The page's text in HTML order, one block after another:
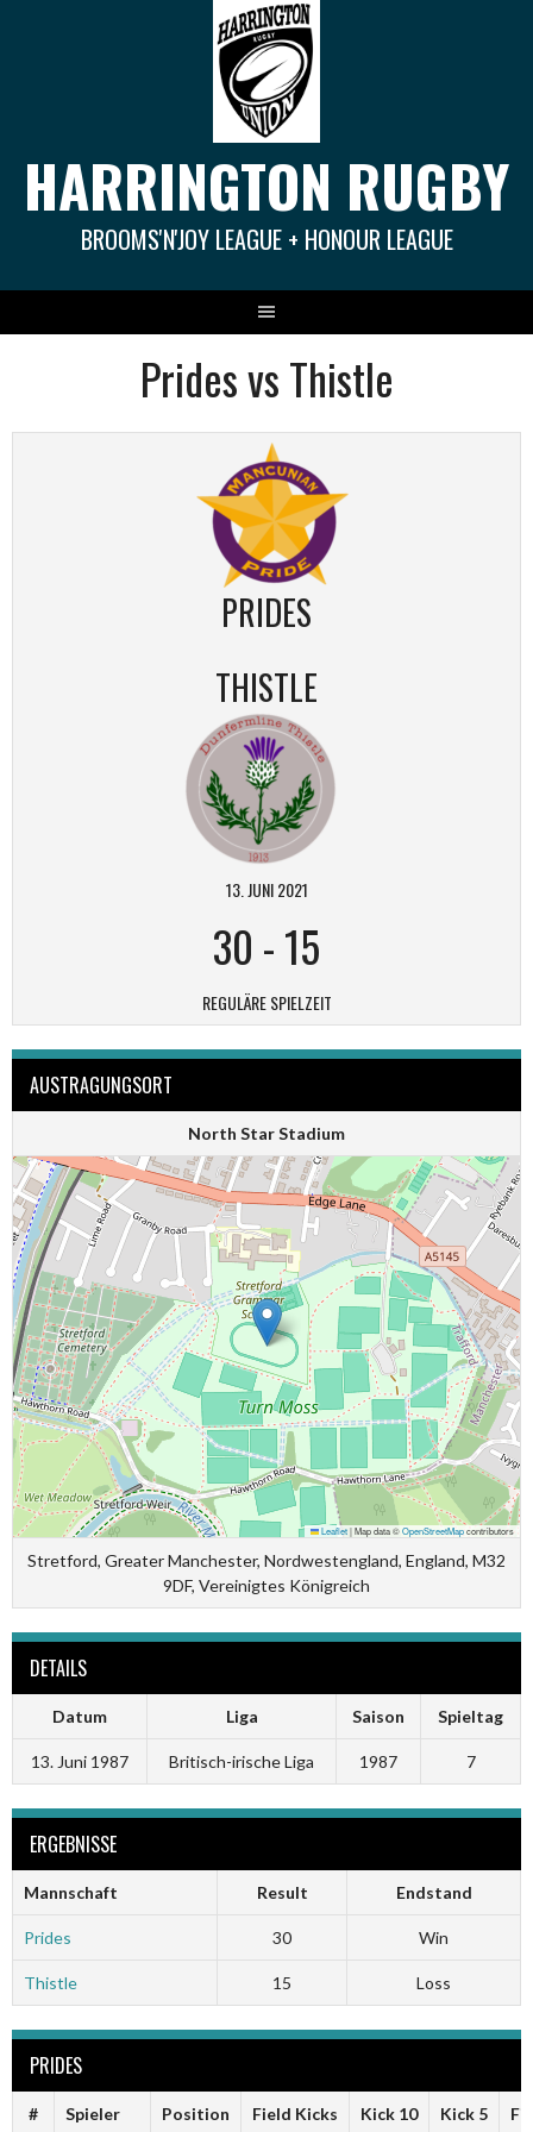
HARRINGTON RUGBY
BROOMS'N'JOY LEAGUE + HONOUR LEAGUE
Prides vs Thistle
PRIDES
THISTLE
13. JUNI 2021
30 -15
REGULÄRE SPIELZEIT
AUSTRAGUNGSORT
North Star Stadium
Leaflet|Map data ©OpenStreetMapcontributors
Stretford, Greater Manchester, Nordwestengland, England, M32
9DF, Vereinigtes Königreich
DETAILS
Datum Liga Saison Spieltag
13. Juni 1987 Britisch-irische Liga 1987 7
ERGEBNISSE
Mannschaft Result Endstand
Prides 30 Win
Thistle 15 Loss
PRIDES
# Spieler Position Field Kicks Kick 10 Kick 5